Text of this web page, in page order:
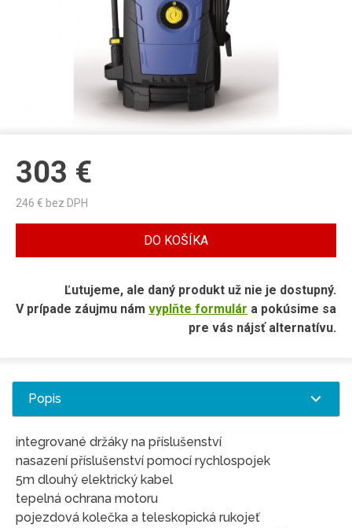
303 €
246 € bez DPH
DO KOŠÍKA
Ľutujeme, ale daný produkt už nie je dostupný.
V prípade záujmu nám vyplňte formulár a pokúsime sa
pre vás nájsť alternatívu.
Popis
integrované držáky na příslušenství
nasazení příslušenství pomocí rychlospojek
5m dlouhý elektrický kabel
tepelná ochrana motoru
pojezdová kolečka a teleskopická rukojeť